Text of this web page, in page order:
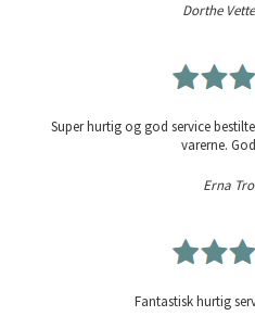
Dorthe
Super hurtig og god service
varerne.
Erna
Fantastisk hurtig